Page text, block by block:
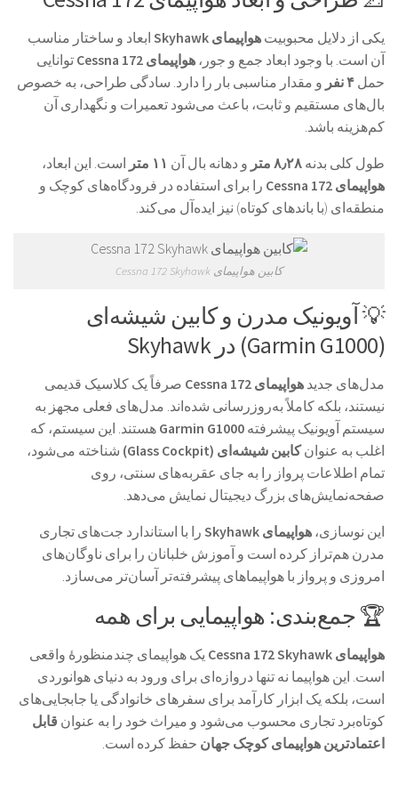
یکی از دلایل محبوبیت هواپیمای Skyhawk
ابعاد و ساختار مناسب
آن است. با وجود ابعاد جمع و جور، هواپیمای Cessna 172
توانایی
حمل ۴ نفر
و مقدار مناسبی بار را دارد. سادگی طراحی، به خصوص
بال‌های مستقیم و ثابت، باعث می‌شود تعمیرات و نگهداری آن
کم‌هزینه باشد.
طول کلی بدنه ۸٫۲۸ متر و دهانه بال آن ۱۱ متر
است. این ابعاد،
هواپیمای Cessna 172
را برای استفاده در فرودگاه‌های کوچک و
منطقه‌ای (با باندهای کوتاه) نیز ایده‌آل می‌کند.
کابین هواپیمای Cessna 172 Skyhawk
💡 آویونیک مدرن و کابین شیشه‌ای
(Garmin G1000) در Skyhawk
مدل‌های جدید هواپیمای Cessna 172
صرفاً یک کلاسیک قدیمی
نیستند، بلکه کاملاً به‌روزرسانی شده‌اند. مدل‌های فعلی مجهز به
سیستم آویونیک پیشرفته Garmin G1000 هستند. این سیستم، که
اغلب به عنوانکابین شیشه‌ای (Glass Cockpit)
شناخته می‌شود،
تمام اطلاعات پرواز را به جای عقربه‌های سنتی، روی
صفحه‌نمایش‌های بزرگ دیجیتال نمایش می‌دهد.
این نوسازی، هواپیمای Skyhawk
را با استاندارد جت‌های تجاری
مدرن هم‌تراز کرده است و آموزش خلبانان را برای ناوگان‌های
امروزی و پرواز با هواپیماهای پیشرفته‌تر آسان‌تر می‌سازد.
🏆 جمع‌بندی: هواپیمایی برای همه
هواپیمای Cessna 172 Skyhawk
یک هواپیمای چندمنظورهٔ واقعی
است. این هواپیما نه تنها دروازه‌ای برای ورود به دنیای هوانوردی
است، بلکه یک ابزار کارآمد برای سفرهای خانوادگی یا جابجایی‌های
کوتاه‌برد تجاری محسوب می‌شود و میراث خود را به عنوان قابل
اعتمادترین هواپیمای کوچک جهان حفظ کرده است.